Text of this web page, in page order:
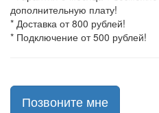
дополнительную плату!
* Доставка от 800 рублей!
* Подключение от 500 рублей!
Позвоните мне